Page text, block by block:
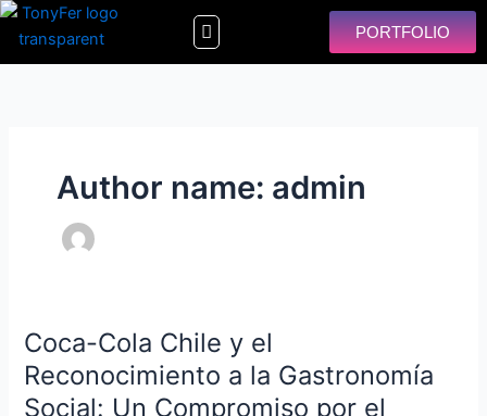
Skip
content
Menu PORTFOLIO
Author name: admin
Coca-Cola Chile y el
Reconocimiento a la Gastronomía
Social: Un Compromiso por el
Coca-
Cola
Chile